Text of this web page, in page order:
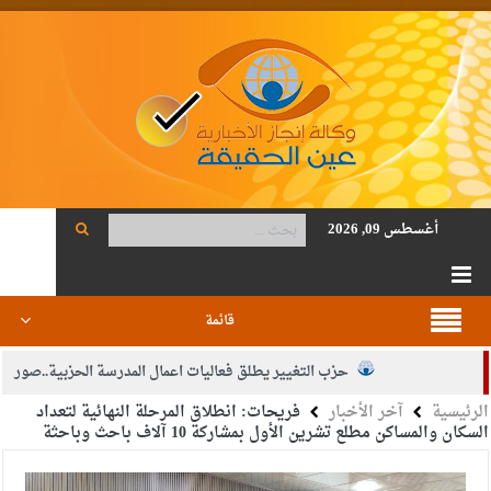
أغسطس 09, 2026
قائمة
حزب التغيير يطلق فعاليات اعمال المدرسة الحزبية..صور
الجيش يفتح باب التجنيد لحملة البكالوريوس في الحقوق والقانون
الرئيسية آخر الأخبار فريحات: انطلاق المرحلة النهائية لتعداد
السكان والمساكن مطلع تشرين الأول بمشاركة 10 آلاف باحث وباحثة